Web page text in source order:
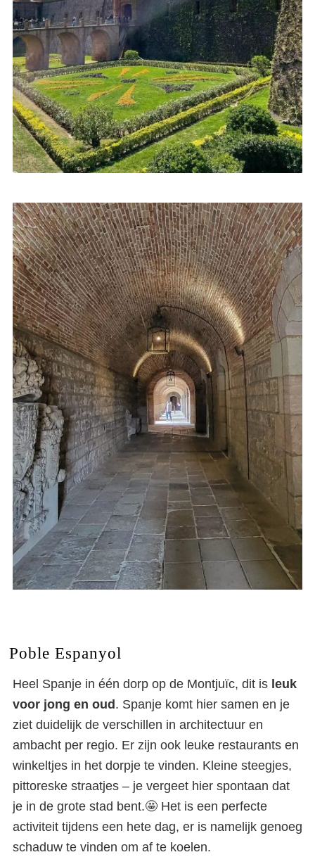
te doen?
Poble Espanyol
Heel Spanje in één dorp op de Montjuïc, dit is leuk
voor jong en oud . Spanje komt hier samen en je
ziet duidelijk de verschillen in architectuur en
ambacht per regio. Er zijn ook leuke restaurants en
winkeltjes in het dorpje te vinden. Kleine steegjes,
pittoreske straatjes – je vergeet hier spontaan dat
je in de grote stad bent.🤩 Het is een perfecte
activiteit tijdens een hete dag, er is namelijk genoeg
schaduw te vinden om af te koelen.